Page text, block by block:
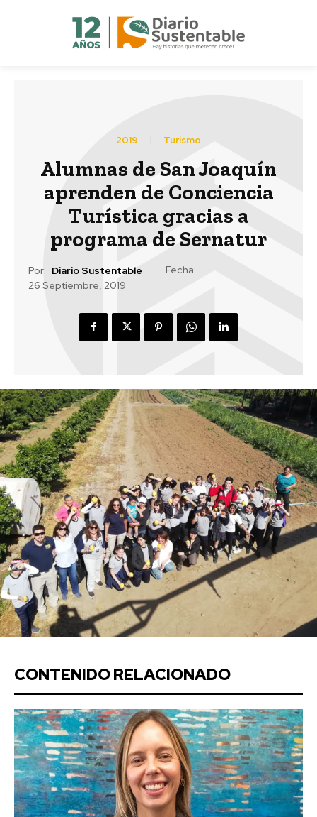
2019 Turismo
Alumnas de San Joaquín
aprenden de Conciencia
Turística gracias a
programa de Sernatur
Por: Diario Sustentable
Fecha:
26 Septiembre, 2019
CONTENIDO RELACIONADO